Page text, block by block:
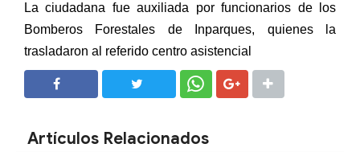
La ciudadana fue auxiliada por funcionarios de los
Bomberos Forestales de Inparques, quienes la
trasladaron al referido centro asistencial
Artículos Relacionados